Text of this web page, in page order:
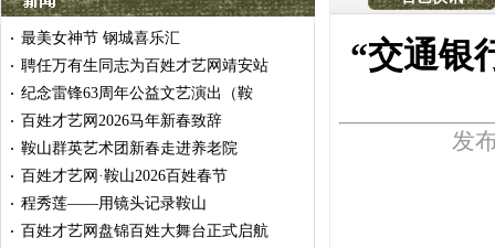
· 最美女神节 钢城喜乐汇
· 聘任万有生同志为百姓才艺网靖安站
· 纪念雷锋63周年公益文艺演出（鞍
· 百姓才艺网2026马年新春致辞
· 鞍山群英艺术团新春走进养老院
· 百姓才艺网·鞍山2026百姓春节
· 程秀莲——用镜头记录鞍山
· 百姓才艺网盘锦百姓大舞台正式启航
“交通银
发